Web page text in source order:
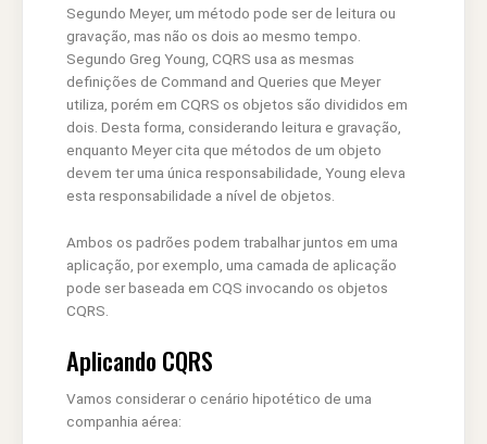
Segundo Meyer, um método pode ser de leitura ou
gravação, mas não os dois ao mesmo tempo.
Segundo Greg Young, CQRS usa as mesmas
definições de Command and Queries que Meyer
utiliza, porém em CQRS os objetos são divididos em
dois. Desta forma, considerando leitura e gravação,
enquanto Meyer cita que métodos de um objeto
devem ter uma única responsabilidade, Young eleva
esta responsabilidade a nível de objetos.
Ambos os padrões podem trabalhar juntos em uma
aplicação, por exemplo, uma camada de aplicação
pode ser baseada em CQS invocando os objetos
CQRS.
Aplicando CQRS
Vamos considerar o cenário hipotético de uma
companhia aérea: